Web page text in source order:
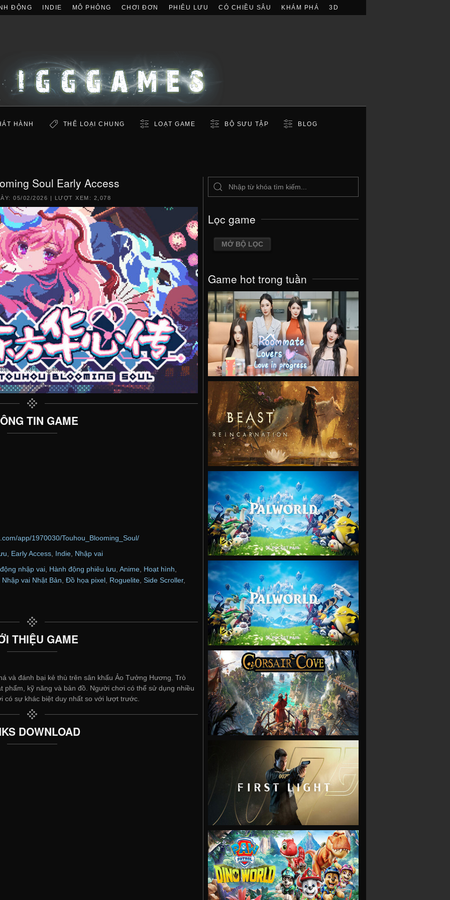
ĐỘNG INDIE MÔ PHỎNG CHƠI ĐƠN PHIÊU LƯU CÓ CHIỀU SÂU KHÁM PHÁ 3D
HÀNH THỂ LOẠI CHUNG LOẠT GAME BỘ SƯU TẬP BLOG
Soul Early Access
05/02/2026 | LƯỢT XEM: 2,078
TIN GAME
app/1970030/Touhou_Blooming_Soul/
Early Access Indie Nhập vai
nhập vai, Hành động phiêu lưu, Anime, Hoạt hình,
Nhập vai Nhật Bản Đồ họa pixel Roguelite Side Scroller,
THIỆU GAME
và đánh bại kẻ thù trên sân khấu Ảo Tưởng Hương. Trò
phẩm, kỹ năng và bản đồ. Người chơi có thể sử dụng nhiều
có sự khác biệt duy nhất so với lượt trước.
DOWNLOAD
Lọc game
MỞ BỘ LỌC
Game hot trong tuần
VIEW
VIEW
VIEW
VIEW
VIEW
VIEW
VIEW